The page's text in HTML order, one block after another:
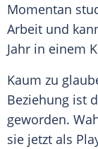
Momentan
Arbeit und
Jahr in einem
Kaum zu
Beziehung ist
geworden.
sie jetzt als